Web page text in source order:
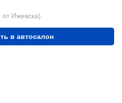
Ижевска)
в автосалон